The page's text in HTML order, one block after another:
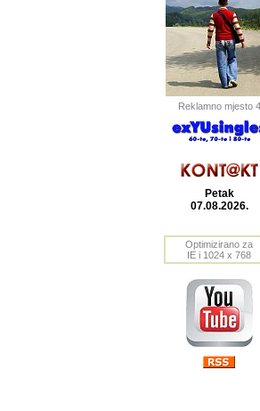
Reklamno mjesto 4
Petak
07.08.2026.
Optimizirano za
IE i 1024 x 768